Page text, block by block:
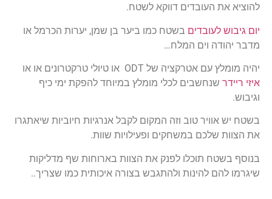
להוציא את העובדים דווקא לשטח.
יום גיבוש לעובדים בשטח כמו ביער בן שמן, יערות הכרמל או
מדבר יהודה וים המלח…
יהיה מומלץ עם אטרקציה של ODT או טיולי טרקטרונים או או
איזי ריידר שנחשבים לכלי מומלץ במיוחד להפקת ימי כיף
וגיבוש.
בשטח יש אוויר טוב וזה המקום לקבל אנרגיות חיוביות שיאתגרו
את הצוות שלכם במשחקים ופעילויות שוות.
בנוסף בשטח תוכלו לפנק את הצוות בארוחות שף מדליקות
שיגרמו להם להינות ולהתגבש בצורה איכותית כמו שצריך..